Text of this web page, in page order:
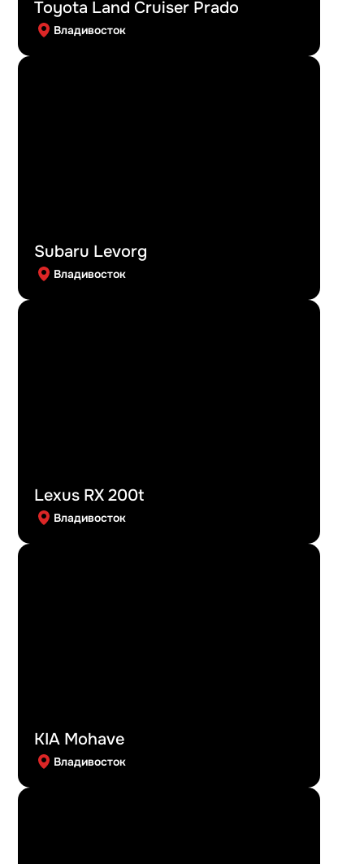
Toyota Land Cruiser Prado
Владивосток
Subaru Levorg
Владивосток
Lexus RX 200t
Владивосток
KIA Mohave
Владивосток